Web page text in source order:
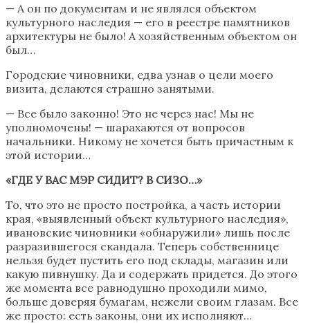
— А он по документам и не являлся объектом
культурного наследия — его в реестре памятников
архитектуры не было! А хозяйственным объектом он
был…
Городские чиновники, едва узнав о цели моего
визита, делаются страшно занятыми.
— Все было законно! Это не через нас! Мы не
уполномочены! — шарахаются от вопросов
начальники. Никому не хочется быть причастным к
этой истории…
«ГДЕ У ВАС МЭР СИДИТ? В СИЗО…»
То, что это не просто постройка, а часть истории
края, «выявленный объект культурного наследия»,
ивановские чиновники «обнаружили» лишь после
разразившегося скандала. Теперь собственнице
нельзя будет пустить его под склады, магазин или
какую пивнушку. Да и содержать придется. До этого
же момента все равнодушно проходили мимо,
больше доверяя бумагам, нежели своим глазам. Все
же просто: есть законы, они их исполняют…